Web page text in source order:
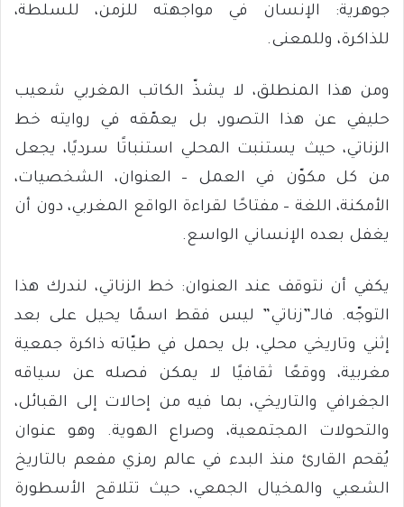
جوهرية: الإنسان في مواجهته للزمن، للسلطة،
للذاكرة، وللمعنى.
ومن هذا المنطلق، لا يشذّ الكاتب المغربي شعيب
حليفي عن هذا التصور، بل يعمّقه في روايته خط
الزناتي، حيث يستنبت المحلي استنباتًا سرديًا، يجعل
من كل مكوّن في العمل – العنوان، الشخصيات،
الأمكنة، اللغة – مفتاحًا لقراءة الواقع المغربي، دون أن
يغفل بعده الإنساني الواسع.
يكفي أن نتوقف عند العنوان: خط الزناتي، لندرك هذا
التوجّه. فالـ”زناتي” ليس فقط اسمًا يحيل على بعد
إثني وتاريخي محلي، بل يحمل في طيّاته ذاكرة جمعية
مغربية، ووقعًا ثقافيًا لا يمكن فصله عن سياقه
الجغرافي والتاريخي، بما فيه من إحالات إلى القبائل،
والتحولات المجتمعية، وصراع الهوية. وهو عنوان
يُقحم القارئ منذ البدء في عالم رمزي مفعم بالتاريخ
الشعبي والمخيال الجمعي، حيث تتلاقح الأسطورة